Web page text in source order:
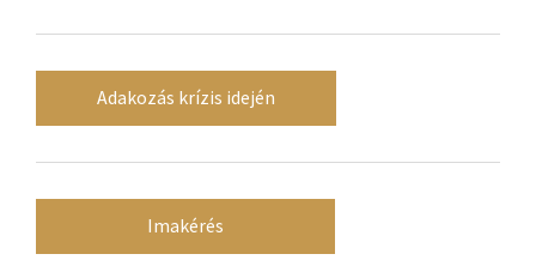
Adakozás krízis idején
Imakérés